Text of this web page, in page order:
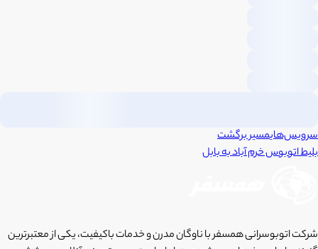
سرویس‌هایمسیر برگشت
بلیط اتوبوسخرم آبادبهبابل
شرکت اتوبوسرانی همسفر با ناوگان مدرن و خدمات باکیفیت، یکی از معتبرترین